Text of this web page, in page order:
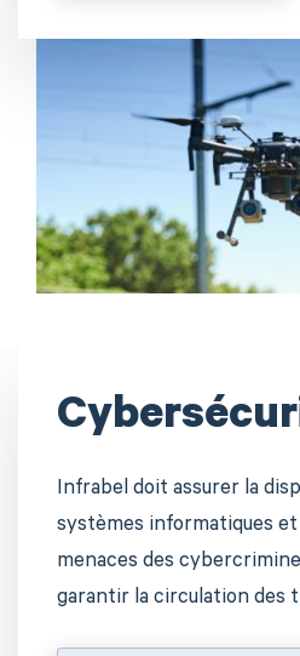
Infrabel doit assurer la
systèmes informatiques
menaces des
garantir la circulation des